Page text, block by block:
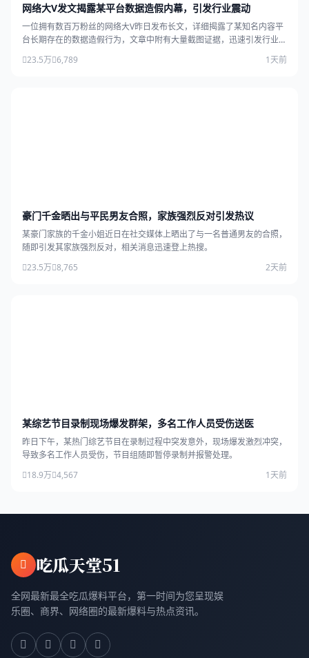
网络大V发文揭露某平台数据造假内幕，引发行业震动
一位拥有数百万粉丝的网络大V昨日发布长文，详细揭露了某知名内容平
台长期存在的数据造假行为，文章中附有大量截图证据，迅速引发行业广
23.5万 6,789 1天前
豪门千金晒出与平民男友合照，家族强烈反对引发热议
某豪门家族的千金小姐近日在社交媒体上晒出了与一名普通男友的合照，
随即引发其家族强烈反对，相关消息迅速登上热搜。
23.5万 8,765 2天前
某综艺节目录制现场爆发群架，多名工作人员受伤送医
昨日下午，某热门综艺节目在录制过程中突发意外，现场爆发激烈冲突，
导致多名工作人员受伤，节目组随即暂停录制并报警处理。
18.9万 4,567 1天前
吃瓜天堂51
全网最新最全吃瓜爆料平台，第一时间为您呈现娱
乐圈、商界、网络圈的最新爆料与热点资讯。